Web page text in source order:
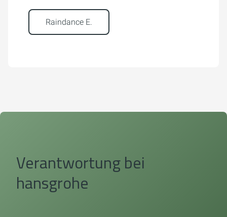
Raindance E.
Verantwortung bei
hansgrohe